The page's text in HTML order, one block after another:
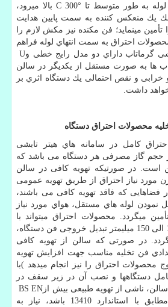
به طور متوسط تا C 300° بالا میرود،
يك منعکس کننده به سمت پایین هدایت
مینماید؛ فن مکنده نیز مکش لازم را
احتراق به سمت انتهاي لوله فراهم
گرماتاب داراي دو مدل رایج خطی وU
ها به صورت مستقل از یکدیگر در سالن
و نقص احتمالی یك دستگاه اثري بر
داشت
محصولات احتراق دستگاه
کامل در سامانه هاي هیتر تابشی
11 الی 13 برابر حجم گاز مصرفی هر دستگاه می باشد كه
است. در صورتیکه تهویه کافی در سالن
مورد نیاز احتراق از طریق تهویه عمومی
فضاهایی كه فاقد تهویه كافی می باشند،
نمودن لوله هاي مستقل، هواي مورد نیاز
میگردد. محصولات احتراق میتواند با
اتصال لولهاي به قطر 100 الی 150 میلیمتر تبدیل خروجی فن دستگاه،
در صورتی که سالن از تهویه کافی
فن تخلیه مناسب جهت افزایش تهویه
احتراق را نیز انجام میدهد )با
كامل دستگاهها و نصب آن در زیر سقف در
ناشی از تهویه طبیعی بیش از BS EN
یا ارتفاع بالاي دیوار(. مطابق با استاندارد 13410 باشد، نیاز به